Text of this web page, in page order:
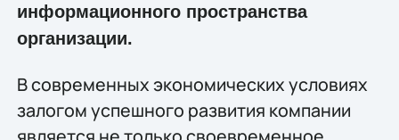
информационного пространства
организации.
В современных экономических условиях
залогом успешного развития компании